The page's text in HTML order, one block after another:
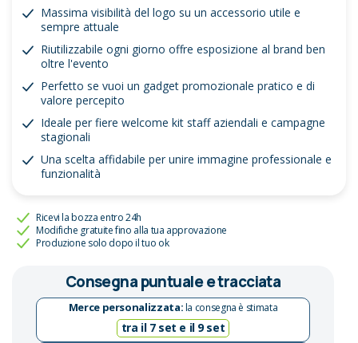
Massima visibilità del logo su un accessorio utile e
sempre attuale
Riutilizzabile ogni giorno offre esposizione al brand ben
oltre l'evento
Perfetto se vuoi un gadget promozionale pratico e di
valore percepito
Ideale per fiere welcome kit staff aziendali e campagne
stagionali
Una scelta affidabile per unire immagine professionale e
funzionalità
Ricevi la bozza entro 24h
Modifiche gratuite fino alla tua approvazione
Produzione solo dopo il tuo ok
Consegna puntuale e tracciata
Merce personalizzata:la consegna è stimata
tra il 7 set e il 9 set